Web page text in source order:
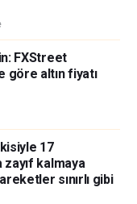
FXStreet
göre altın fiyatı
17
kalmaya
sınırlı gibi